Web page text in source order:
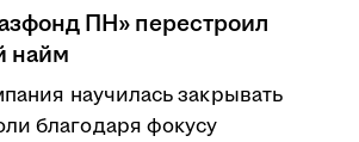
ПН» перестроил
найм
научилась закрывать
благодаря фокусу